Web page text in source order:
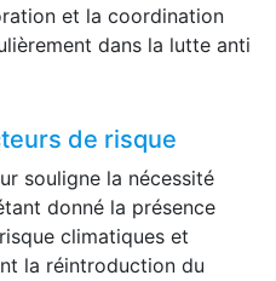
et la coordination
dans la lutte anti
de risque
souligne la nécessité
donné la présence
climatiques et
la réintroduction du